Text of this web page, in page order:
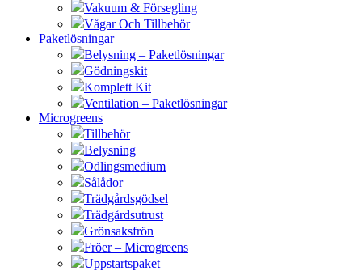
Vakuum & Försegling
Vågar Och Tillbehör
Paketlösningar
Belysning – Paketlösningar
Gödningskit
Komplett Kit
Ventilation – Paketlösningar
Microgreens
Tillbehör
Belysning
Odlingsmedium
Sålådor
Trädgårdsgödsel
Trädgårdsutrust
Grönsaksfrön
Fröer – Microgreens
Uppstartspaket